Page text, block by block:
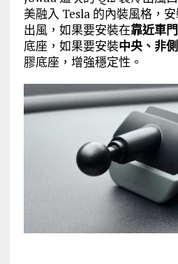
美融入 Tesla 的內裝風格，
出風，如果要安裝在靠近車
底座，如果要安裝中央、非
膠底座，增強穩定性。